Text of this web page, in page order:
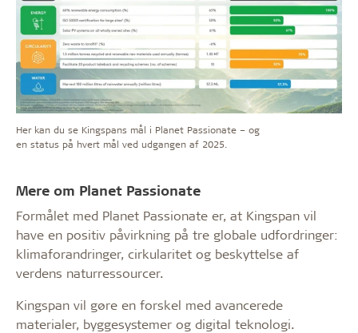
Her kan du se Kingspans mål i Planet Passionate – og
en status på hvert mål ved udgangen af 2025.
Mere om Planet Passionate
Formålet med Planet Passionate er, at Kingspan vil
have en positiv påvirkning på tre globale udfordringer:
klimaforandringer, cirkularitet og beskyttelse af
verdens naturressourcer.
Kingspan vil gøre en forskel med avancerede
materialer, byggesystemer og digital teknologi.